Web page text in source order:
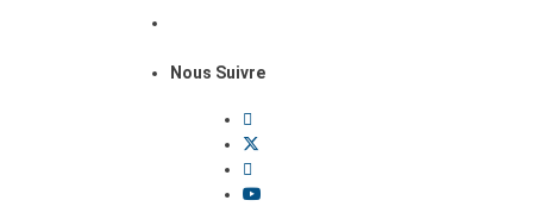
Nous Suivre